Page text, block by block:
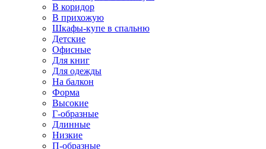
В коридор
В прихожую
Шкафы-купе в спальню
Детские
Офисные
Для книг
Для одежды
На балкон
Форма
Высокие
Г-образные
Длинные
Низкие
П-образные